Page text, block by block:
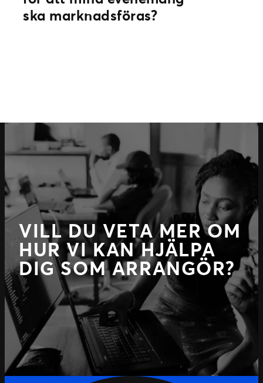
till rätt mottagare vid rätt tillfälle
kommer vi få nöjda konsumenter och
ska marknadsföras?
ticketmaster.se.
VILL DU VETA MER OM
HUR VI KAN HJÄLPA
DIG SOM ARRANGÖR?